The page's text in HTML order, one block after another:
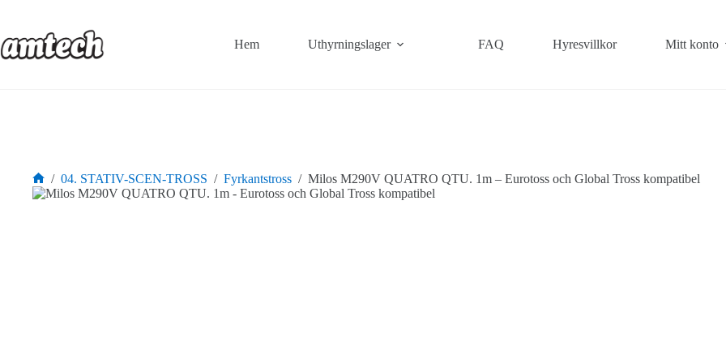
innehåll
Hem Uthyrningslager FAQ Hyresvillkor Mitt konto
Hem
/ 04. STATIV-SCEN-TROSS / Fyrkantstross / Milos M290V QUATRO QTU. 1m – Eurotoss och Global Tross kompatibel